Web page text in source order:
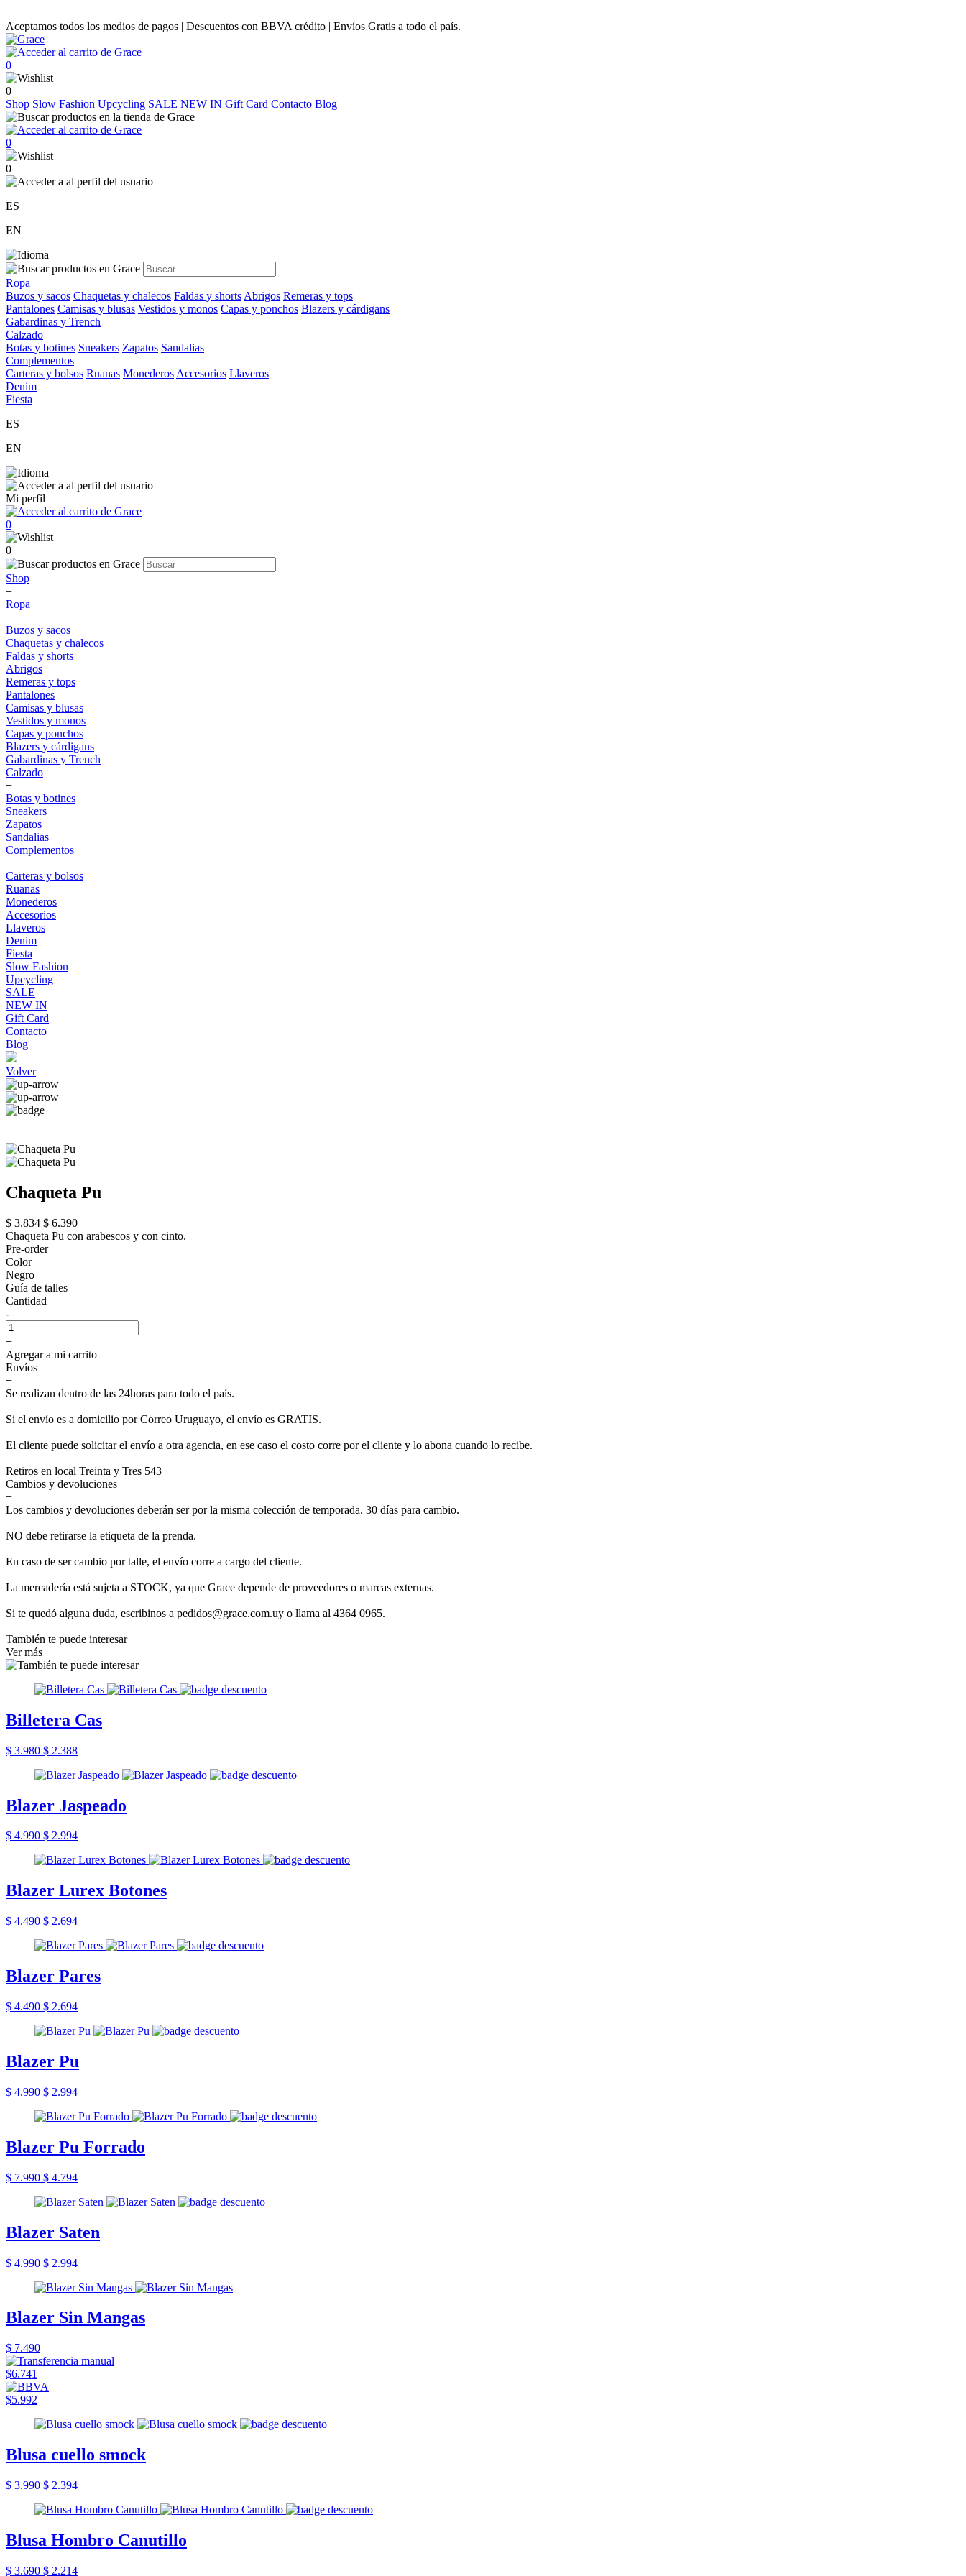
Aceptamos todos los medios de pagos | Descuentos con BBVA crédito | Envíos Gratis a todo el país.
0
0
Shop Slow Fashion Upcycling SALE NEW IN Gift Card Contacto Blog
0
0
ES
EN
Ropa
Buzos y sacos Chaquetas y chalecos Faldas y shorts Abrigos Remeras y tops
Pantalones Camisas y blusas Vestidos y monos Capas y ponchos Blazers y cárdigans
Gabardinas y Trench
Calzado
Botas y botines Sneakers Zapatos Sandalias
Complementos
Carteras y bolsos Ruanas Monederos Accesorios Llaveros
Denim
Fiesta
ES
EN
Mi perfil
0
0
Shop
+
Ropa
+
Buzos y sacos
Chaquetas y chalecos
Faldas y shorts
Abrigos
Remeras y tops
Pantalones
Camisas y blusas
Vestidos y monos
Capas y ponchos
Blazers y cárdigans
Gabardinas y Trench
Calzado
+
Botas y botines
Sneakers
Zapatos
Sandalias
Complementos
+
Carteras y bolsos
Ruanas
Monederos
Accesorios
Llaveros
Denim
Fiesta
Slow Fashion
Upcycling
SALE
NEW IN
Gift Card
Contacto
Blog
Volver
Chaqueta Pu
$ 3.834 $ 6.390
Chaqueta Pu con arabescos y con cinto.
Pre-order
Color
Negro
Guía de talles
Cantidad
-
+
Agregar a mi carrito
Envíos
+
Se realizan dentro de las 24horas para todo el país.
Si el envío es a domicilio por Correo Uruguayo, el envío es GRATIS.
El cliente puede solicitar el envío a otra agencia, en ese caso el costo corre por el cliente y lo abona cuando lo recibe.
Retiros en local Treinta y Tres 543
Cambios y devoluciones
+
Los cambios y devoluciones deberán ser por la misma colección de temporada. 30 días para cambio.
NO debe retirarse la etiqueta de la prenda.
En caso de ser cambio por talle, el envío corre a cargo del cliente.
La mercadería está sujeta a STOCK, ya que Grace depende de proveedores o marcas externas.
Si te quedó alguna duda, escribinos a pedidos@grace.com.uy o llama al 4364 0965.
También te puede interesar
Ver más
Billetera Cas
$ 3.980 $ 2.388
Blazer Jaspeado
$ 4.990 $ 2.994
Blazer Lurex Botones
$ 4.490 $ 2.694
Blazer Pares
$ 4.490 $ 2.694
Blazer Pu
$ 4.990 $ 2.994
Blazer Pu Forrado
$ 7.990 $ 4.794
Blazer Saten
$ 4.990 $ 2.994
Blazer Sin Mangas
$ 7.490
$6.741
$5.992
Blusa cuello smock
$ 3.990 $ 2.394
Blusa Hombro Canutillo
$ 3.690 $ 2.214